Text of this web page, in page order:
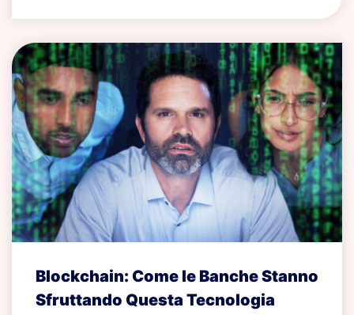
Blockchain: Come le Banche Stanno
Sfruttando Questa Tecnologia